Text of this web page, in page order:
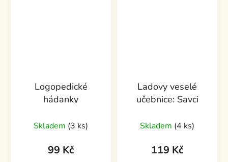
Logopedické
hádanky
Skladem (3 ks)
99 Kč
Ladovy veselé
učebnice: Savci
Skladem (4 ks)
119 Kč